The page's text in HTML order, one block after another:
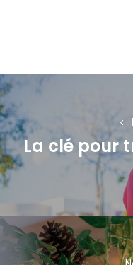
Navigation
de
l’article
La clé pour